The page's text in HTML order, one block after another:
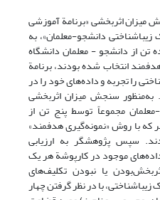
اثربخشی «برنامة آموزشی
دانشجو-معلمان»، به
از دانشجو - معلمان دانشگاه
انتخاب شده بودند، برنامة
را تجربه و داده‌های خود را در
سنجش میزان اثربخشی
مجموعاً توسط پنج تن از
با روش «نمونه‌گیری هدفمند»
سپس پژوهشگر به ارزیابی
موجود در کارپوشة هر یک
یا نبودن تکلیف‌های
زیباشناختی، با در نظر گرفتن چهار